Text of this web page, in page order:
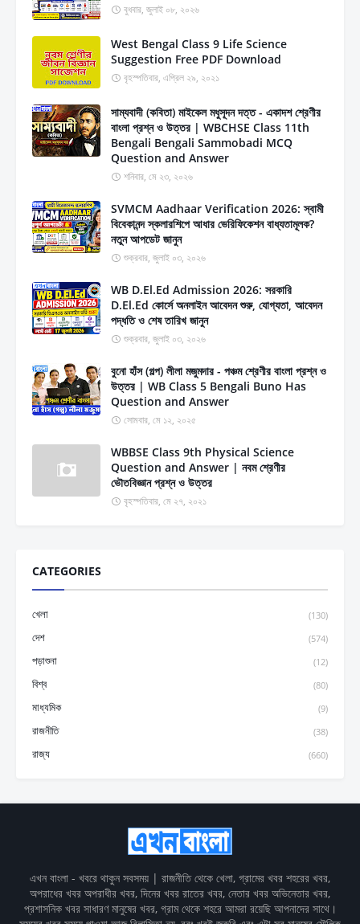
বুধবার, জুলাই ০৮, ২০২৬
West Bengal Class 9 Life Science
Suggestion Free PDF Download
বৃহস্পতিবার, এপ্রিল ২৯, ২০২১
সাম্যবাদী (কবিতা) মাইকেল মধুসূদন দত্ত - একাদশ শ্রেণীর
বাংলা প্রশ্ন ও উত্তর | WBCHSE Class 11th
Bengali Bengali Sammobadi MCQ
Question and Answer
শনিবার, মে ২৩, ২০২৬
SVMCM Aadhaar Verification 2026: স্বামী
বিবেকানন্দ স্কলারশিপে আধার ভেরিফিকেশন বাধ্যতামূলক?
নতুন আপডেট জানুন
শুক্রবার, জুলাই ০৩, ২০২৬
WB D.El.Ed Admission 2026: সরকারি
D.El.Ed কোর্সে অনলাইন আবেদন শুরু, যোগ্যতা, আবেদন
পদ্ধতি ও শেষ তারিখ জানুন
শুক্রবার, জুলাই ০৩, ২০২৬
বুনো হাঁস (গল্প) লীলা মজুমদার - পঞ্চম শ্রেণীর বাংলা প্রশ্ন ও
উত্তর | WB Class 5 Bengali Buno Has
Question and Answer
সোমবার, মে ১২, ২০২৫
WBBSE Class 9th Physical Science
Question and Answer | নবম শ্রেণীর
ভৌতবিজ্ঞান প্রশ্ন ও উত্তর
বৃহস্পতিবার, মে ২৭, ২০২১
CATEGORIES
খেলা (130)
দেশ (574)
পড়াশুনা (12)
বিশ্ব (80)
মাধ্যমিক (9)
রাজনীতি (38)
রাজ্য (660)
এখন বাংলা - খবরে থাকুন সবসময় | রাজনীতি থেকে খেলা, গ্রামের খবর শহরের খবর,
অপরাধের খবর অপরাধীর খবর, দিনের খবর রাতের খবর, নেতার খবর অভিনেতার খবর,
প্রশাসনিক খবর সাধারণ মানুষের খবর, গ্রাম থেকে শহরে আমরা রয়েছি আপনাদের সাথে।